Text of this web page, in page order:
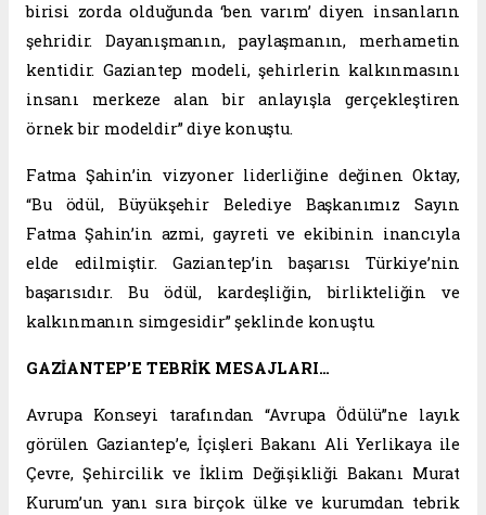
birisi zorda olduğunda ‘ben varım’ diyen insanların
şehridir. Dayanışmanın, paylaşmanın, merhametin
kentidir. Gaziantep modeli, şehirlerin kalkınmasını
insanı merkeze alan bir anlayışla gerçekleştiren
örnek bir modeldir” diye konuştu.
Fatma Şahin’in vizyoner liderliğine değinen Oktay,
“Bu ödül, Büyükşehir Belediye Başkanımız Sayın
Fatma Şahin’in azmi, gayreti ve ekibinin inancıyla
elde edilmiştir. Gaziantep’in başarısı Türkiye’nin
başarısıdır. Bu ödül, kardeşliğin, birlikteliğin ve
kalkınmanın simgesidir” şeklinde konuştu.
GAZİANTEP’E TEBRİK MESAJLARI…
Avrupa Konseyi tarafından “Avrupa Ödülü”ne layık
görülen Gaziantep’e, İçişleri Bakanı Ali Yerlikaya ile
Çevre, Şehircilik ve İklim Değişikliği Bakanı Murat
Kurum’un yanı sıra birçok ülke ve kurumdan tebrik